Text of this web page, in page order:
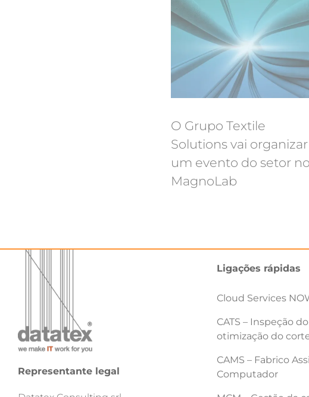
O Grupo Textile
Solutions vai organizar
um evento do setor no
MagnoLab
Representante legal
Ligações rápidas
Cloud Services
CATS – Inspeção
otimização do
CAMS – Fabrico
Computador